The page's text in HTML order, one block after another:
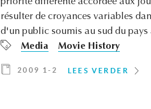
priorité différente accordée aux
résulter de croyances variables
d'un public soumis au sud du
Media
Movie History
2009 1-2 LEES VERDER